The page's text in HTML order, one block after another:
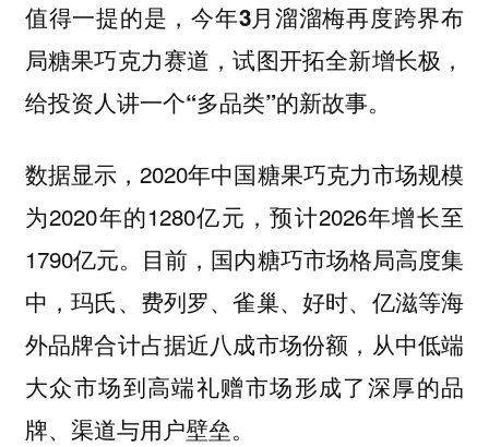
值得一提的是，今年3月溜溜梅再度跨界布
局糖果巧克力赛道，试图开拓全新增长极，
给投资人讲一个“多品类”的新故事。
数据显示，2020年中国糖果巧克力市场规模
为2020年的1280亿元，预计2026年增长至
1790亿元。目前，国内糖巧市场格局高度集
中，玛氏、费列罗、雀巢、好时、亿滋等海
外品牌合计占据近八成市场份额，从中低端
大众市场到高端礼赠市场形成了深厚的品
牌、渠道与用户壁垒。